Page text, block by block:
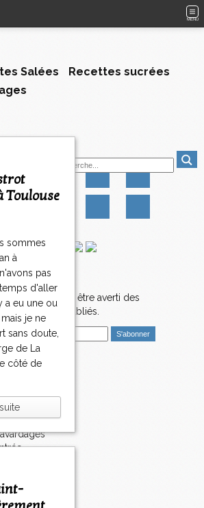
MENU
Salées
Recettes sucrées
Toulouse
sommes
à
pas
d'aller
a eu une ou
je ne
sans doute,
de La
côté de
vous pour être averti des
articles publiés.